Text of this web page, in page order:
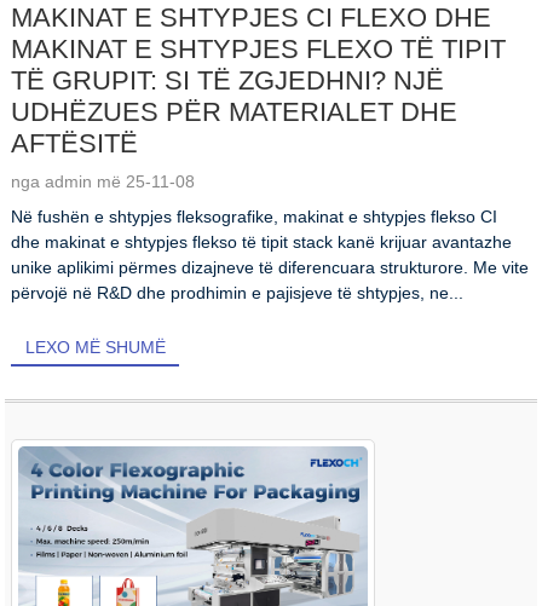
MAKINAT E SHTYPJES CI FLEXO DHE
MAKINAT E SHTYPJES FLEXO TË TIPIT
TË GRUPIT: SI TË ZGJEDHNI? NJË
UDHËZUES PËR MATERIALET DHE
AFTËSITË
nga admin më 25-11-08
Në fushën e shtypjes fleksografike, makinat e shtypjes flekso CI
dhe makinat e shtypjes flekso të tipit stack kanë krijuar avantazhe
unike aplikimi përmes dizajneve të diferencuara strukturore. Me vite
përvojë në R&D dhe prodhimin e pajisjeve të shtypjes, ne...
LEXO MË SHUMË